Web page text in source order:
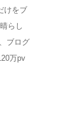
けをブ
らし
ブログ
万pv